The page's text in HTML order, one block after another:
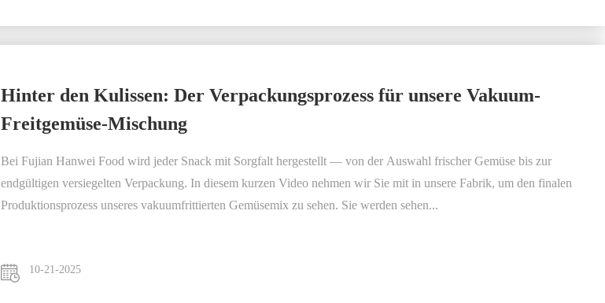
Hinter den Kulissen: Der Verpackungsprozess für unsere Vakuum-
Freitgemüse-Mischung
Bei Fujian Hanwei Food wird jeder Snack mit Sorgfalt hergestellt — von der Auswahl frischer Gemüse bis zur
endgültigen versiegelten Verpackung. In diesem kurzen Video nehmen wir Sie mit in unsere Fabrik, um den finalen
Produktionsprozess unseres vakuumfrittierten Gemüsemix zu sehen. Sie werden sehen...
10-21-2025